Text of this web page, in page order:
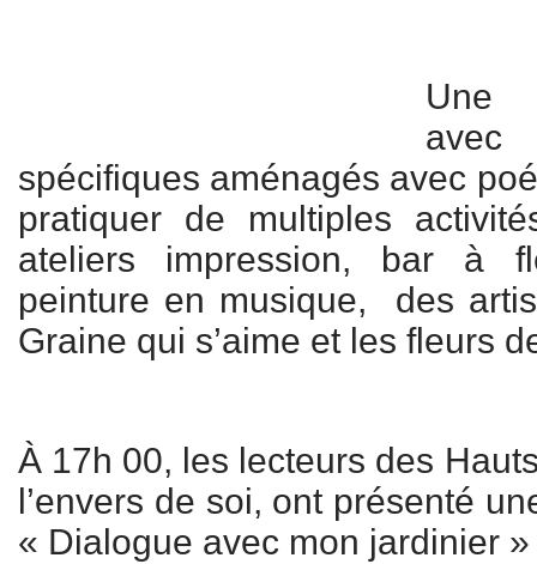
Une
spécifiques aménagés avec
pratiquer de multiples
ateliers impression, bar à
peinture en musique, des
Graine qui s’aime et les fleurs
À 17h 00, les lecteurs des
l’envers de soi, ont présenté
« Dialogue avec mon jardinier